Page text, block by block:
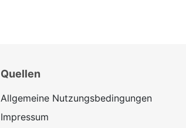
Quellen
Allgemeine Nutzungsbedingungen
Impressum